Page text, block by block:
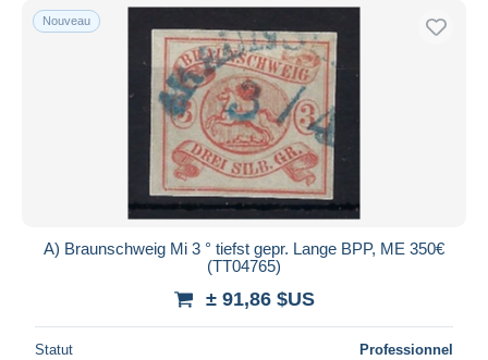
Nouveau
A) Braunschweig Mi 3 ° tiefst gepr. Lange BPP, ME 350€
(TT04765)
± 91,86 $US
Statut Professionnel